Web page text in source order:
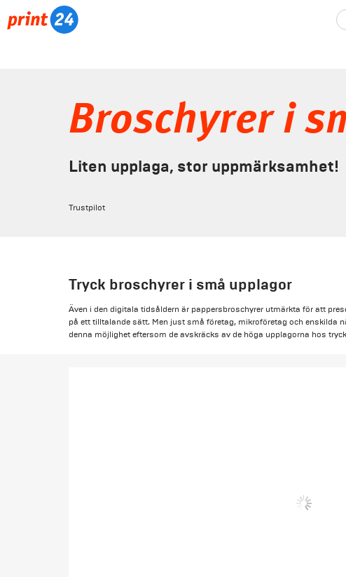
Broschyrer i
Liten upplaga, stor uppmärksamhet!
Trustpilot
Tryck broschyrer i små upplagor
Även i den digitala tidsåldern är pappersbroschyrer utmärkta för att
på ett tilltalande sätt. Men just små företag, mikroföretag och enskilda
denna möjlighet eftersom de avskräcks av de höga upplagorna hos